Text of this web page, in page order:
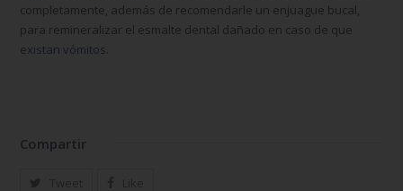
completamente, además de recomendarle un enjuague bucal,
para remineralizar el esmalte dental dañado en caso de que
existan vómitos.
Compartir